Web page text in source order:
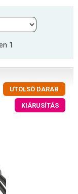
1
UTOLSÓ DARAB
KIÁRUSÍTÁS